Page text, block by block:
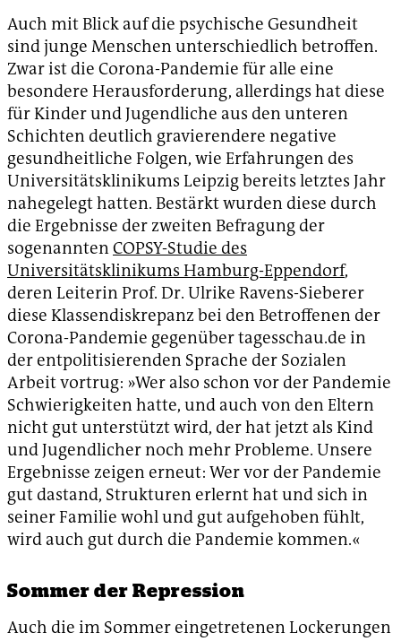
Auch mit Blick auf die psychische Gesundheit
sind junge Menschen unterschiedlich betroffen.
Zwar ist die Corona-Pandemie für alle eine
besondere Herausforderung, allerdings hat diese
für Kinder und Jugendliche aus den unteren
Schichten deutlich gravierendere negative
gesundheitliche Folgen, wie Erfahrungen des
Universitätsklinikums Leipzig bereits letztes Jahr
nahegelegt hatten. Bestärkt wurden diese durch
die Ergebnisse der zweiten Befragung der
sogenanntenCOPSY-Studie des
Universitätsklinikums Hamburg-Eppendorf,
deren Leiterin Prof. Dr. Ulrike Ravens-Sieberer
diese Klassendiskrepanz bei den Betroffenen der
Corona-Pandemie gegenüber tagesschau.de in
der entpolitisierenden Sprache der Sozialen
Arbeit vortrug: »Wer also schon vor der Pandemie
Schwierigkeiten hatte, und auch von den Eltern
nicht gut unterstützt wird, der hat jetzt als Kind
und Jugendlicher noch mehr Probleme. Unsere
Ergebnisse zeigen erneut: Wer vor der Pandemie
gut dastand, Strukturen erlernt hat und sich in
seiner Familie wohl und gut aufgehoben fühlt,
wird auch gut durch die Pandemie kommen.«
Sommer der Repression
Auch die im Sommer eingetretenen Lockerungen